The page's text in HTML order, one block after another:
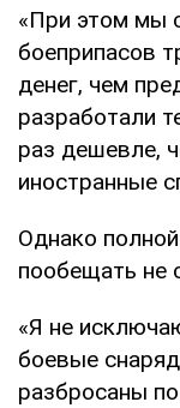
«При этом мы
боеприпасов
денег, чем
разработали
раз дешевле,
иностранные
Однако
пообещать не
«Я не
боевые
разбросаны